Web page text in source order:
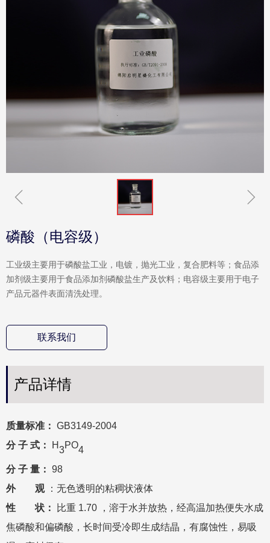
ꁆ ꁇ
磷酸（电容级）
工业级主要用于磷酸盐工业，电镀，抛光工业，复合肥料等；食品添
加剂级主要用于食品添加剂磷酸盐生产及饮料；电容级主要用于电子
产品元器件表面清洗处理。
联系我们
产品详情
质量标准： GB3149-2004
分 子 式： H3PO4
分 子 量： 98
外 观
：无色透明的粘稠状液体
性 状：
比重 1.70
，溶于水并放热，经高温加热便失水成
焦磷酸和偏磷酸，长时间受冷即生成结晶，有腐蚀性，易吸